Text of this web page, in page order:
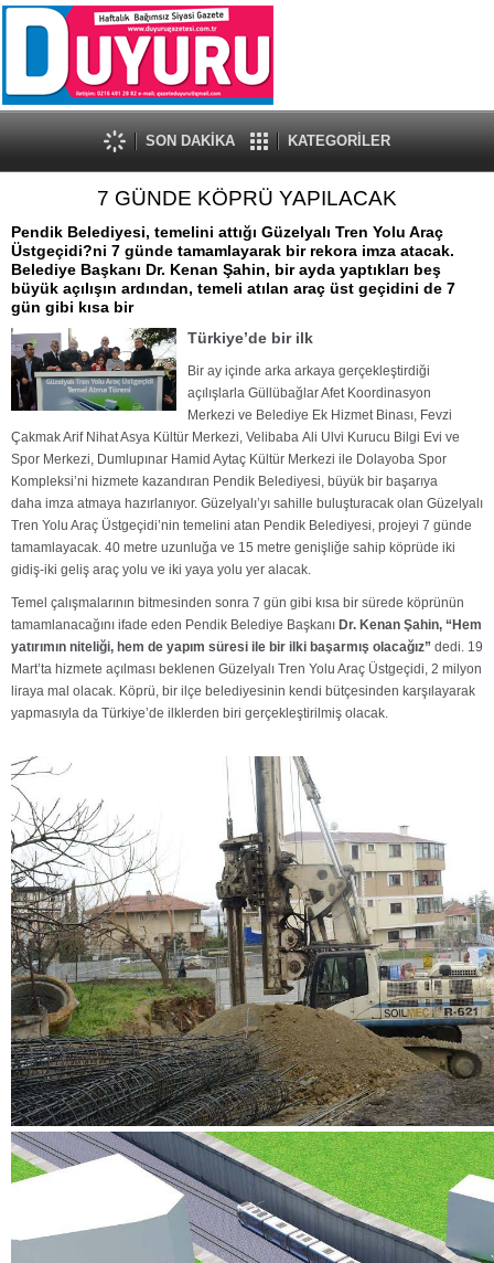
SON DAKİKA KATEGORİLER
7 GÜNDE KÖPRÜ YAPILACAK
Pendik Belediyesi, temelini attığı Güzelyalı Tren Yolu Araç
Üstgeçidi?ni 7 günde tamamlayarak bir rekora imza atacak.
Belediye Başkanı Dr. Kenan Şahin, bir ayda yaptıkları beş
büyük açılışın ardından, temeli atılan araç üst geçidini de 7
gün gibi kısa bir
Türkiye’de bir ilk
Bir ay içinde arka arkaya gerçekleştirdiği
açılışlarla Güllübağlar Afet Koordinasyon
Merkezi ve Belediye Ek Hizmet Binası, Fevzi
Çakmak Arif Nihat Asya Kültür Merkezi, Velibaba Ali Ulvi Kurucu Bilgi Evi ve
Spor Merkezi, Dumlupınar Hamid Aytaç Kültür Merkezi ile Dolayoba Spor
Kompleksi’ni hizmete kazandıran Pendik Belediyesi, büyük bir başarıya
daha imza atmaya hazırlanıyor. Güzelyalı’yı sahille buluşturacak olan Güzelyalı
Tren Yolu Araç Üstgeçidi’nin temelini atan Pendik Belediyesi, projeyi 7 günde
tamamlayacak. 40 metre uzunluğa ve 15 metre genişliğe sahip köprüde iki
gidiş-iki geliş araç yolu ve iki yaya yolu yer alacak.
Temel çalışmalarının bitmesinden sonra 7 gün gibi kısa bir sürede köprünün
tamamlanacağını ifade eden Pendik Belediye Başkanı Dr. Kenan Şahin, “Hem
yatırımın niteliği, hem de yapım süresi ile bir ilki başarmış olacağız” dedi. 19
Mart’ta hizmete açılması beklenen Güzelyalı Tren Yolu Araç Üstgeçidi, 2 milyon
liraya mal olacak. Köprü, bir ilçe belediyesinin kendi bütçesinden karşılayarak
yapmasıyla da Türkiye’de ilklerden biri gerçekleştirilmiş olacak.